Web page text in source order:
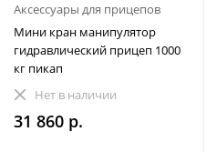
Аксессуары для прицепов
Мини кран манипулятор
гидравлический прицеп 1000
кг пикап
Нет в наличии
31 860 р.